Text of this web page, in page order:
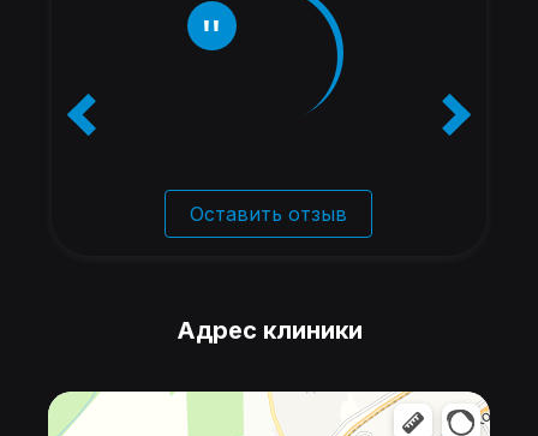
Оставить отзыв
Адрес клиники